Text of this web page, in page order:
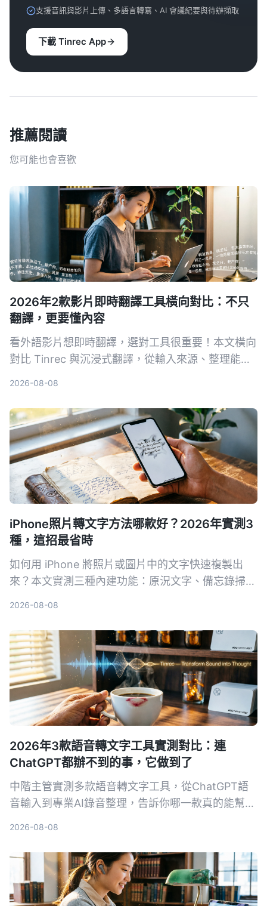
支援音訊與影片上傳、多語言轉寫、AI 會議紀要與待辦擷取
下載 Tinrec App
推薦閱讀
您可能也會喜歡
2026年2款影片即時翻譯工具橫向對比：不只
翻譯，更要懂內容
看外語影片想即時翻譯，選對工具很重要！本文橫向
對比 Tinrec 與沉浸式翻譯，從輸入來源、整理能力
2026-08-08
iPhone照片轉文字方法哪款好？2026年實測3
種，這招最省時
如何用 iPhone 將照片或圖片中的文字快速複製出
來？本文實測三種內建功能：原況文字、備忘錄掃描
2026-08-08
2026年3款語音轉文字工具實測對比：連
ChatGPT都辦不到的事，它做到了
中階主管實測多款語音轉文字工具，從ChatGPT語
音輸入到專業AI錄音整理，告訴你哪一款真的能幫你
2026-08-08